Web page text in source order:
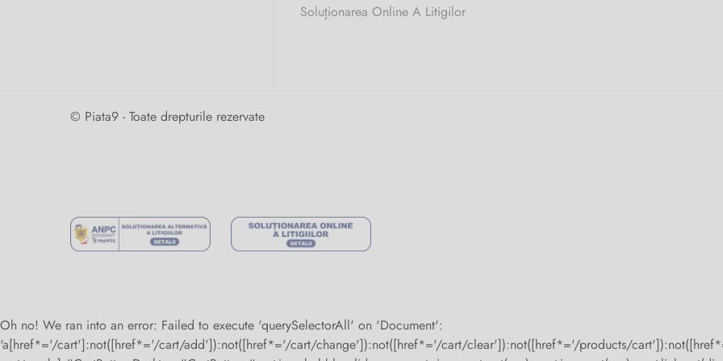
Soluționarea Online A Litigilor
© Piata9 - Toate drepturile rezervate
Oh no! We ran into an error: Failed to execute 'querySelectorAll' on 'Document':
'a[href*='/cart']:not([href*='/cart/add']):not([href*='/cart/change']):not([href*='/cart/clear']):not([href*='/products/